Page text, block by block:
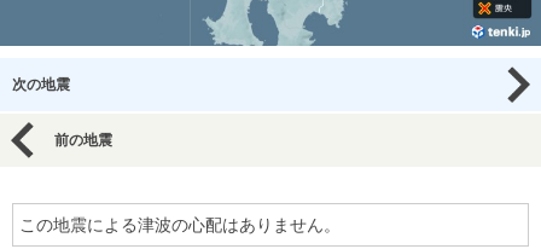
次の地震
前の地震
この地震による津波の心配はありません。